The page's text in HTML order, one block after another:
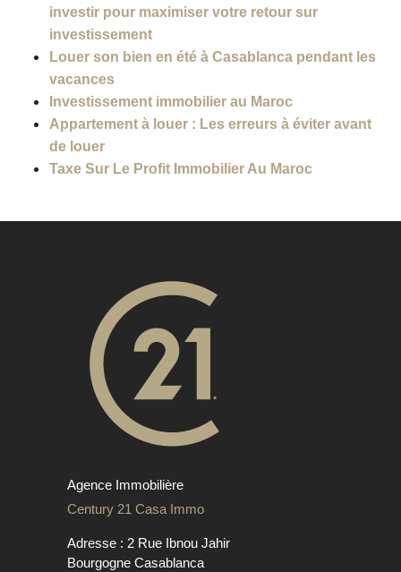
investir pour maximiser votre retour sur
investissement
Louer son bien en été à Casablanca pendant les
vacances
Investissement immobilier au Maroc
Appartement à louer : Les erreurs à éviter avant
de louer
Taxe Sur Le Profit Immobilier Au Maroc
Agence Immobilière
Century 21 Casa Immo
Adresse : 2 Rue Ibnou Jahir
Bourgogne Casablanca